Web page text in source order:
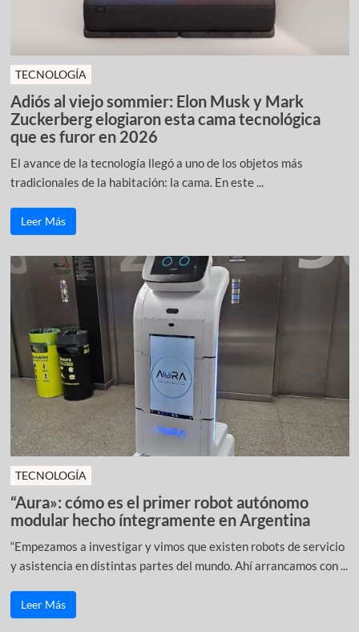
TECNOLOGÍA
Adiós al viejo sommier: Elon Musk y Mark
Zuckerberg elogiaron esta cama tecnológica
que es furor en 2026
El avance de la tecnología llegó a uno de los objetos más
tradicionales de la habitación: la cama. En este ...
Leer Más
TECNOLOGÍA
“Aura»: cómo es el primer robot autónomo
modular hecho íntegramente en Argentina
“Empezamos a investigar y vimos que existen robots de servicio
y asistencia en distintas partes del mundo. Ahí arrancamos con ...
Leer Más